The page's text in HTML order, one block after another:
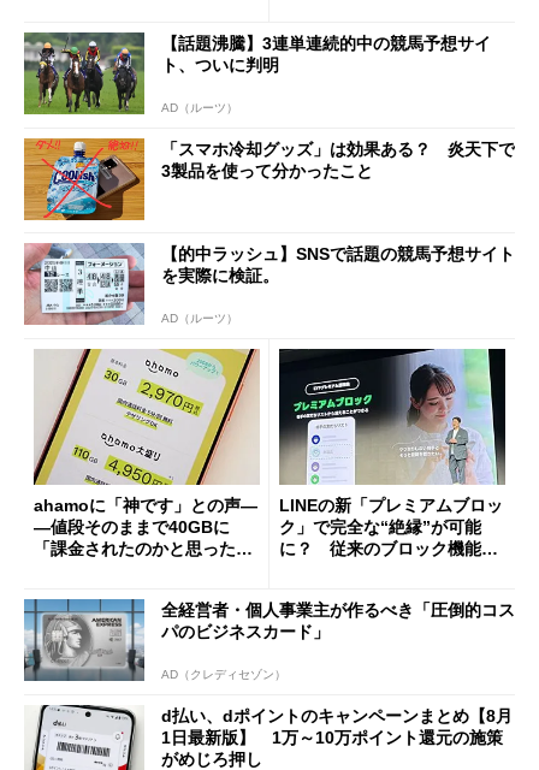
【話題沸騰】3連単連続的中の競馬予想サイ
ト、ついに判明
AD（ルーツ）
「スマホ冷却グッズ」は効果ある？ 炎天下で
3製品を使って分かったこと
【的中ラッシュ】SNSで話題の競馬予想サイト
を実際に検証。
AD（ルーツ）
ahamoに「神です」との声―
―値段そのままで40GBに
「課金されたのかと思った」
LINEの新「プレミアムブロッ
ク」で完全な“絶縁”が可能
に？ 従来のブロック機能と
全経営者・個人事業主が作るべき「圧倒的コス
パのビジネスカード」
AD（クレディセゾン）
d払い、dポイントのキャンペーンまとめ【8月
1日最新版】 1万～10万ポイント還元の施策
がめじろ押し